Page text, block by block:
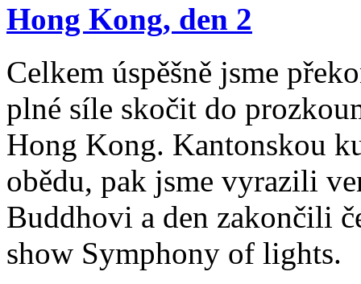
Hong Kong, den 2
Celkem úspěšně jsme
plné síle skočit do
Hong Kong. Kantonskou
obědu, pak jsme vyrazili
Buddhovi a den zakončili
show Symphony of lights.